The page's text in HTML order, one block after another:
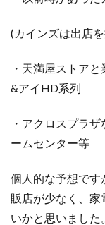
(カインズは出店
・天満屋ストア
&アイHD系列
・アクロスプラ
ームセンター等
個人的な予想です
販店が少なく、
いかと思いました。